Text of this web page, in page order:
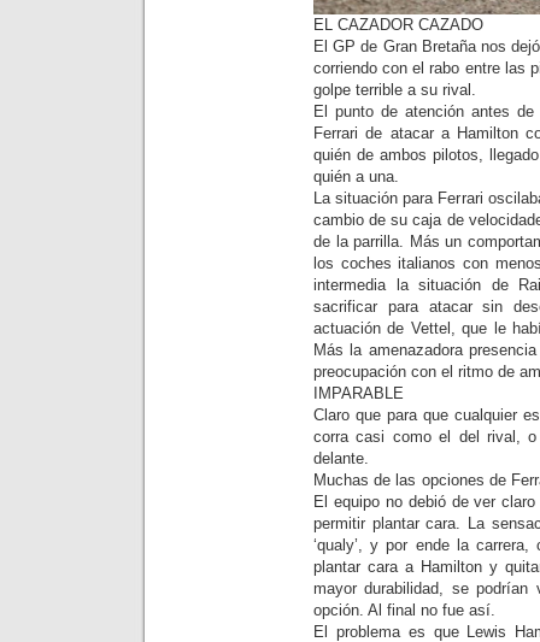
EL CAZADOR CAZADO
El GP de Gran Bretaña nos
corriendo con el rabo entre las
golpe terrible a su rival.
El punto de atención antes
Ferrari de atacar a Hamilton
quién de ambos pilotos,
quién a una.
La situación para Ferrari
cambio de su caja de
de la parrilla. Más un
los coches italianos con
intermedia la situación de
sacrificar para atacar sin
actuación de Vettel, que le
Más la amenazadora
preocupación con el ritmo de
IMPARABLE
Claro que para que cualquier
corra casi como el del rival,
delante.
Muchas de las opciones de
El equipo no debió de ver
permitir plantar cara. La
‘qualy’, y por ende la
plantar cara a Hamilton y
mayor durabilidad, se
opción. Al final no fue así.
El problema es que Lewis